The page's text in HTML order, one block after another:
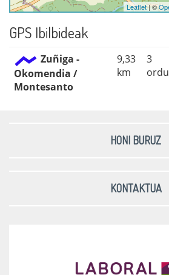
Leaflet| ©
GPS Ibilbideak
Zuñiga -
Okomendia /
Montesanto
9,33
km
3
ordu
HONI BURUZ
KONTAKTUA